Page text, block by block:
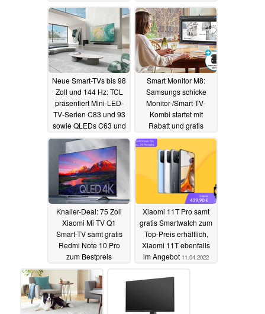
Neue Smart-TVs bis 98
Zoll und 144 Hz: TCL
präsentiert Mini-LED-
TV-Serien C83 und 93
sowie QLEDs C63 und
C7313.04.2022
Smart Monitor M8:
Samsungs schicke
Monitor-/Smart-TV-
Kombi startet mit
Rabatt und gratis
Galaxy Buds Pro in
den Vorverkauf
13.04.2022
Knaller-Deal: 75 Zoll
Xiaomi Mi TV Q1
Smart-TV samt gratis
Redmi Note 10 Pro
zum Bestpreis
erhältlich
Xiaomi 11T Pro samt
gratis Smartwatch zum
Top-Preis erhältlich,
Xiaomi 11T ebenfalls
im Angebot 11.04.2022